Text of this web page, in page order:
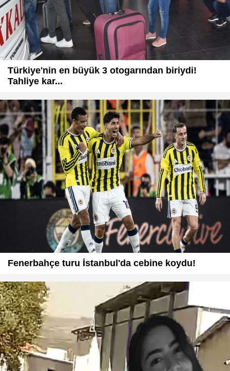
Türkiye'nin en büyük 3 otogarından biriydi!
Tahliye kar...
Fenerbahçe turu İstanbul'da cebine koydu!